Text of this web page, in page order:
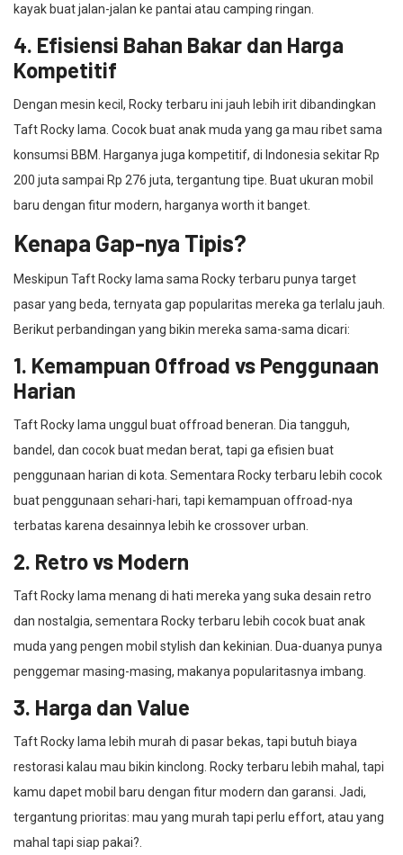
kayak buat jalan-jalan ke pantai atau camping ringan.
4. Efisiensi Bahan Bakar dan Harga
Kompetitif
Dengan mesin kecil, Rocky terbaru ini jauh lebih irit dibandingkan
Taft Rocky lama. Cocok buat anak muda yang ga mau ribet sama
konsumsi BBM. Harganya juga kompetitif, di Indonesia sekitar Rp
200 juta sampai Rp 276 juta, tergantung tipe. Buat ukuran mobil
baru dengan fitur modern, harganya worth it banget.
Kenapa Gap-nya Tipis?
Meskipun Taft Rocky lama sama Rocky terbaru punya target
pasar yang beda, ternyata gap popularitas mereka ga terlalu jauh.
Berikut perbandingan yang bikin mereka sama-sama dicari:
1. Kemampuan Offroad vs Penggunaan
Harian
Taft Rocky lama unggul buat offroad beneran. Dia tangguh,
bandel, dan cocok buat medan berat, tapi ga efisien buat
penggunaan harian di kota. Sementara Rocky terbaru lebih cocok
buat penggunaan sehari-hari, tapi kemampuan offroad-nya
terbatas karena desainnya lebih ke crossover urban.
2. Retro vs Modern
Taft Rocky lama menang di hati mereka yang suka desain retro
dan nostalgia, sementara Rocky terbaru lebih cocok buat anak
muda yang pengen mobil stylish dan kekinian. Dua-duanya punya
penggemar masing-masing, makanya popularitasnya imbang.
3. Harga dan Value
Taft Rocky lama lebih murah di pasar bekas, tapi butuh biaya
restorasi kalau mau bikin kinclong. Rocky terbaru lebih mahal, tapi
kamu dapet mobil baru dengan fitur modern dan garansi. Jadi,
tergantung prioritas: mau yang murah tapi perlu effort, atau yang
mahal tapi siap pakai?.